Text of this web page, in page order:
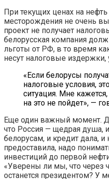
При текущих ценах на
месторождения не очень
проект не получает
белорусская компания
льготы от РФ, в то время
несут налоговые издержки,
«Если белорусы
налоговые условия,
ситуация. Мне
на это не пойдет», —
Еще один важный момент.
что Россия — щедрая душа,
белорусам, и кредит дала,
предоставила, надо
инвестиций до первой
«Уверены ли мы, что через
останется президентом? У